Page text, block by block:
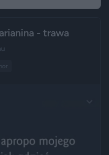
- trawa